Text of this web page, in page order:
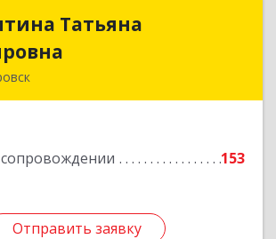
Татьяна
153
Отправить заявку
ИП Козлитина Татьяна
Подробнее
Отправить заявку